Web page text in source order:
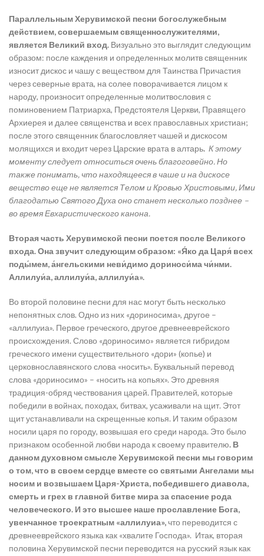
Параллельным Херувимской песни богослужебным
действием, совершаемым священнослужителями,
является Великий вход. Визуально это выглядит следующим
образом: после каждения и определенных молитв священник
износит дискос и чашу с веществом для Таинства Причастия
через северные врата, на солее поворачивается лицом к
народу, произносит определенные молитвословия с
поминовением Патриарха, Предстоятеля Церкви, Правящего
Архиерея и далее священства и всех православных христиан;
после этого священник благословляет чашей и дискосом
молящихся и входит через Царские врата в алтарь. К этому
моменту следует относиться очень благоговейно. Но
также понимать, что находящееся в чаше и на дискосе
вещество еще не является Телом и Кровью Христовыми, Ими
благодатью Святого Духа оно станет несколько позднее –
во время Евхаристического канона.
Вторая часть Херувимской песни поется после Великого
входа. Она звучит следующим образом: «Я́ко да Царя́ всех
поды́мем, а́нгельскими неви́димо дориноси́ма чи́нми.
Аллилуи́а, аллилуи́а, аллилуи́а».
Во второй половине песни для нас могут быть несколько
непонятных слов. Одно из них «дориносима», другое –
«аллилуиа». Первое греческого, другое древнееврейского
происхождения. Слово «дориносимо» является гибридом
греческого имени существительного «дори» (копье) и
церковнославянского слова «носить». Буквальный перевод
слова «дориносимо» – «носить на копьях». Это древняя
традиция-обряд чествования царей. Правителей, которые
победили в войнах, походах, битвах, усаживали на щит. Этот
щит устанавливали на скрещенные копья. И таким образом
носили царя по городу, возвышая его среди народа. Это было
признаком особенной любви народа к своему правителю. В
данном духовном смысле Херувимской песни мы говорим
о том, что в своем сердце вместе со святыми Ангелами мы
носим и возвышаем Царя-Христа, победившего диавола,
смерть и грех в главной битве мира за спасение рода
человеческого. И это высшее наше прославление Бога,
увенчанное троекратным «аллилуиа»,что переводится с
древнееврейского языка как «хвалите Господа». Итак, вторая
половина Херувимской песни переводится на русский язык как